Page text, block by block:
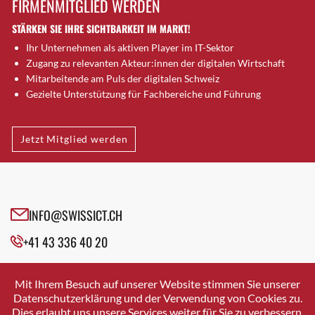
Brugg AG
Brütten
Bubendorf
Bubikon
Buchs (SG)
Bäretswil
Bülach
Cazis
Crissier
Davos Platz
Dierikon
Dietikon
FIRMENMITGLIED WERDEN
STÄRKEN SIE IHRE SICHTBARKEIT IM MARKT!
Ihr Unternehmen als aktiven Player im IT-Sektor
Zugang zu relevanten Akteur:innen der digitalen Wirtschaft
Mitarbeitende am Puls der digitalen Schweiz
Gezielte Unterstützung für Fachbereiche und Führung
Jetzt Mitglied werden
INFO@SWISSICT.CH
+41 43 336 40 20
SWISSICT
VULKANSTRASSE 120
8048 ZURICH
Mit Ihrem Besuch auf unserer Website stimmen Sie unserer
Datenschutzerklärung und der Verwendung von Cookies zu.
Dies erlaubt uns unsere Services weiter für Sie zu verbessern.